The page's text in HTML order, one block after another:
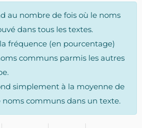
au nombre de fois où le noms
dans tous les textes.
fréquence (en pourcentage)
communs parmis les autres
simplement à la moyenne de
noms communs dans un texte.